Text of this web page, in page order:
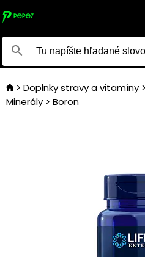
Doplnky stravy a vitamíny
Minerály
Boron